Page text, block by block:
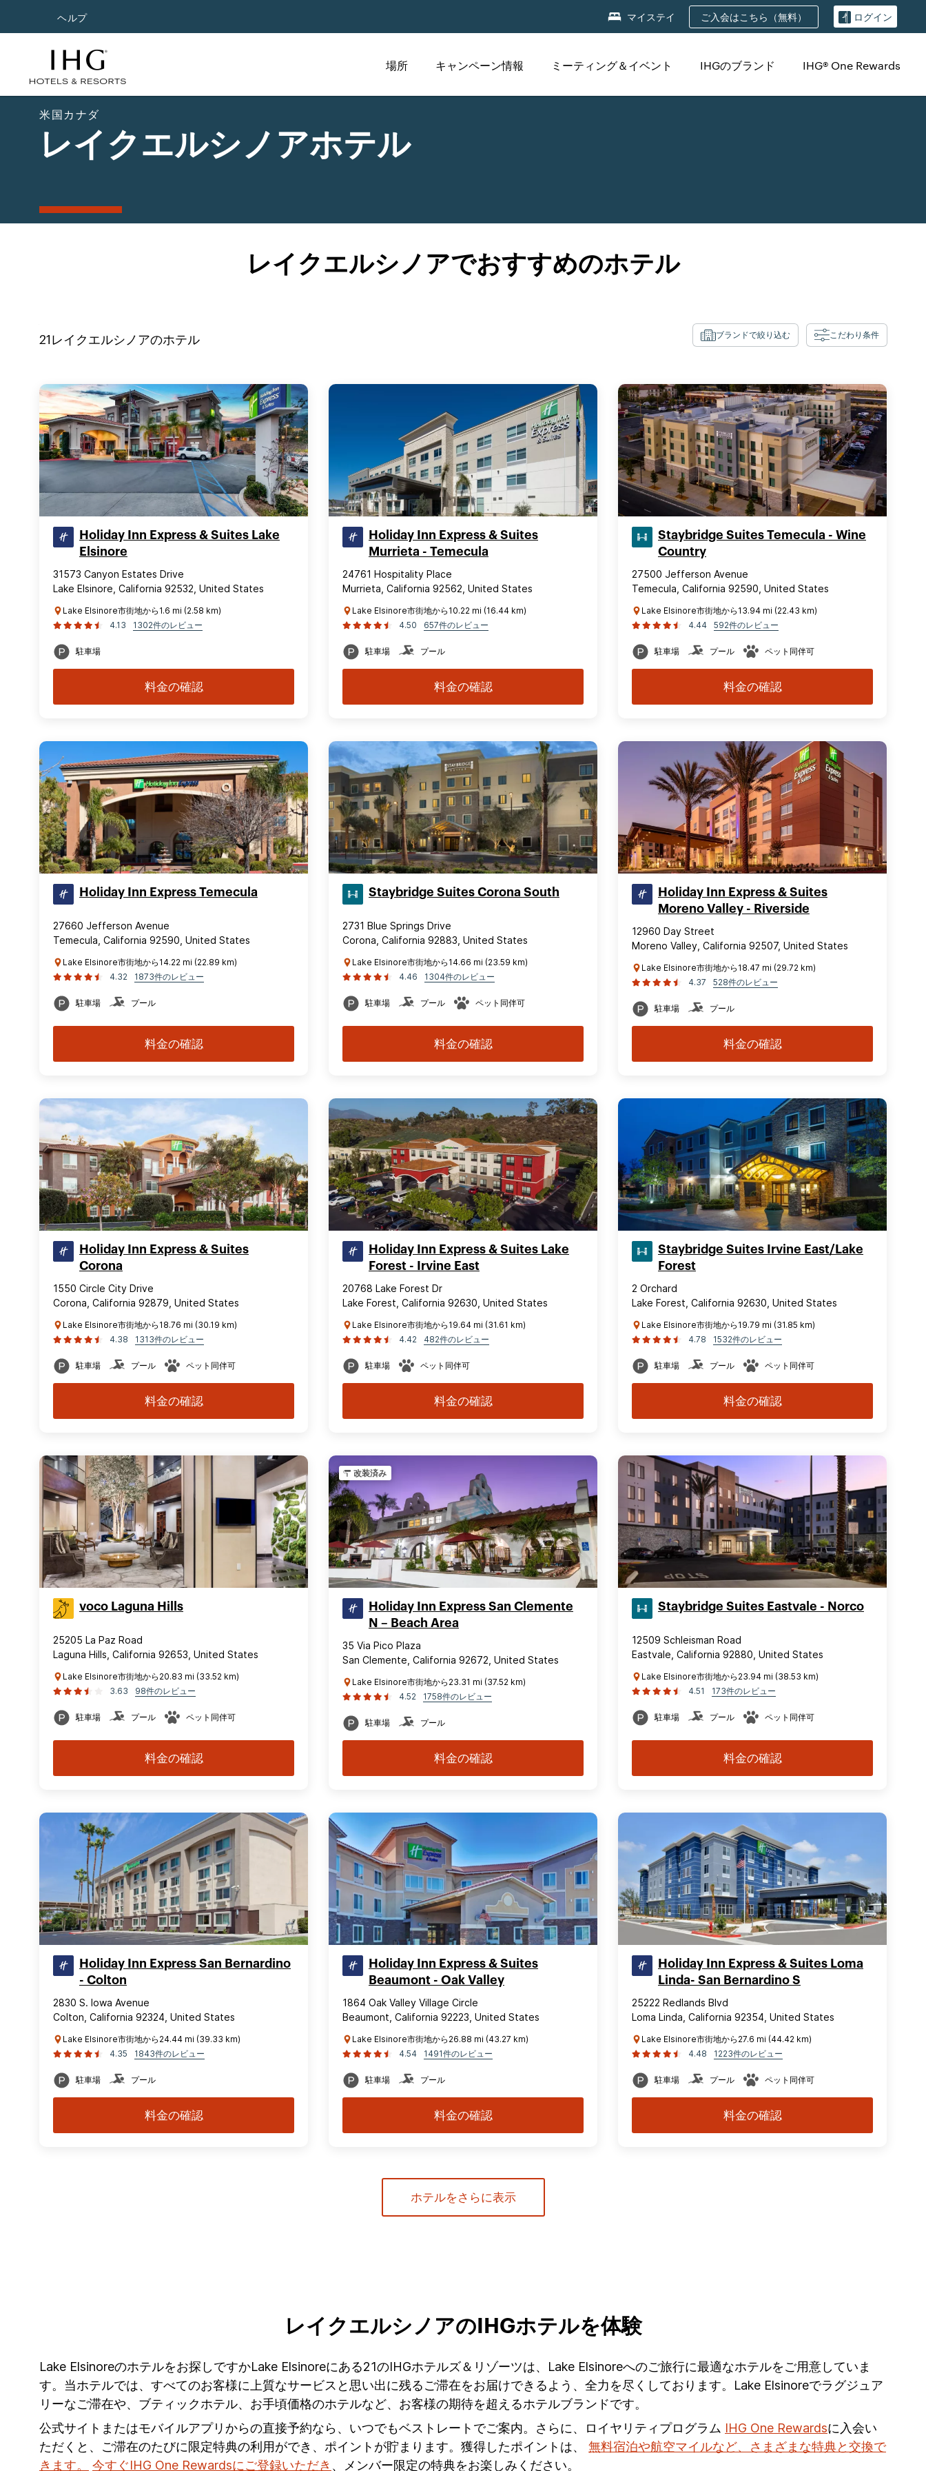
ヘルプ マイステイ ご入会はこちら（無料） ログイン
場所 キャンペーン情報 ミーティング＆イベント IHGのブランド IHG® One Rewards
米国カナダ
レイクエルシノアホテル
レイクエルシノアでおすすめのホテル
21 レイクエルシノアのホテル ブランドで絞り込む こだわり条件
Holiday Inn Express & Suites Lake
Elsinore
31573 Canyon Estates Drive
Lake Elsinore, California 92532, United States
Lake Elsinore市街地から1.6 mi (2.58 km)
4.13
1302件のレビュー
駐車場
料金の確認
Holiday Inn Express & Suites
Murrieta - Temecula
24761 Hospitality Place
Murrieta, California 92562, United States
Lake Elsinore市街地から10.22 mi (16.44 km)
4.50
657件のレビュー
駐車場 プール
料金の確認
Staybridge Suites Temecula - Wine
Country
27500 Jefferson Avenue
Temecula, California 92590, United States
Lake Elsinore市街地から13.94 mi (22.43 km)
4.44
592件のレビュー
駐車場 プール ペット同伴可
料金の確認
Holiday Inn Express Temecula
27660 Jefferson Avenue
Temecula, California 92590, United States
Lake Elsinore市街地から14.22 mi (22.89 km)
4.32
1873件のレビュー
駐車場 プール
料金の確認
Staybridge Suites Corona South
2731 Blue Springs Drive
Corona, California 92883, United States
Lake Elsinore市街地から14.66 mi (23.59 km)
4.46
1304件のレビュー
駐車場 プール ペット同伴可
料金の確認
Holiday Inn Express & Suites
Moreno Valley - Riverside
12960 Day Street
Moreno Valley, California 92507, United States
Lake Elsinore市街地から18.47 mi (29.72 km)
4.37
528件のレビュー
駐車場 プール
料金の確認
Holiday Inn Express & Suites
Corona
1550 Circle City Drive
Corona, California 92879, United States
Lake Elsinore市街地から18.76 mi (30.19 km)
4.38
1313件のレビュー
駐車場 プール ペット同伴可
料金の確認
Holiday Inn Express & Suites Lake
Forest - Irvine East
20768 Lake Forest Dr
Lake Forest, California 92630, United States
Lake Elsinore市街地から19.64 mi (31.61 km)
4.42
482件のレビュー
駐車場 ペット同伴可
料金の確認
Staybridge Suites Irvine East/Lake
Forest
2 Orchard
Lake Forest, California 92630, United States
Lake Elsinore市街地から19.79 mi (31.85 km)
4.78
1532件のレビュー
駐車場 プール ペット同伴可
料金の確認
voco Laguna Hills
25205 La Paz Road
Laguna Hills, California 92653, United States
Lake Elsinore市街地から20.83 mi (33.52 km)
3.63
98件のレビュー
駐車場 プール ペット同伴可
料金の確認
改装済み
Holiday Inn Express San Clemente
N – Beach Area
35 Via Pico Plaza
San Clemente, California 92672, United States
Lake Elsinore市街地から23.31 mi (37.52 km)
4.52
1758件のレビュー
駐車場 プール
料金の確認
Staybridge Suites Eastvale - Norco
12509 Schleisman Road
Eastvale, California 92880, United States
Lake Elsinore市街地から23.94 mi (38.53 km)
4.51
173件のレビュー
駐車場 プール ペット同伴可
料金の確認
Holiday Inn Express San Bernardino
- Colton
2830 S. Iowa Avenue
Colton, California 92324, United States
Lake Elsinore市街地から24.44 mi (39.33 km)
4.35
1843件のレビュー
駐車場 プール
料金の確認
Holiday Inn Express & Suites
Beaumont - Oak Valley
1864 Oak Valley Village Circle
Beaumont, California 92223, United States
Lake Elsinore市街地から26.88 mi (43.27 km)
4.54
1491件のレビュー
駐車場 プール
料金の確認
Holiday Inn Express & Suites Loma
Linda- San Bernardino S
25222 Redlands Blvd
Loma Linda, California 92354, United States
Lake Elsinore市街地から27.6 mi (44.42 km)
4.48
1223件のレビュー
駐車場 プール ペット同伴可
料金の確認
ホテルをさらに表示
レイクエルシノアのIHGホテルを体験
Lake Elsinoreのホテルをお探しですかLake Elsinoreにある21のIHGホテルズ＆リゾーツは、Lake Elsinoreへのご旅行に最適なホテルをご用意していま
す。当ホテルでは、すべてのお客様に上質なサービスと思い出に残るご滞在をお届けできるよう、全力を尽くしております。Lake Elsinoreでラグジュア
リーなご滞在や、ブティックホテル、お手頃価格のホテルなど、お客様の期待を超えるホテルブランドです。
公式サイトまたはモバイルアプリからの直接予約なら、いつでもベストレートでご案内。さらに、ロイヤリティプログラム IHG One Rewardsに入会い
ただくと、ご滞在のたびに限定特典の利用ができ、ポイントが貯まります。獲得したポイントは、 無料宿泊や航空マイルなど、さまざまな特典と交換で
きます。
今すぐIHG One Rewardsにご登録いただき 、メンバー限定の特典をお楽しみください。